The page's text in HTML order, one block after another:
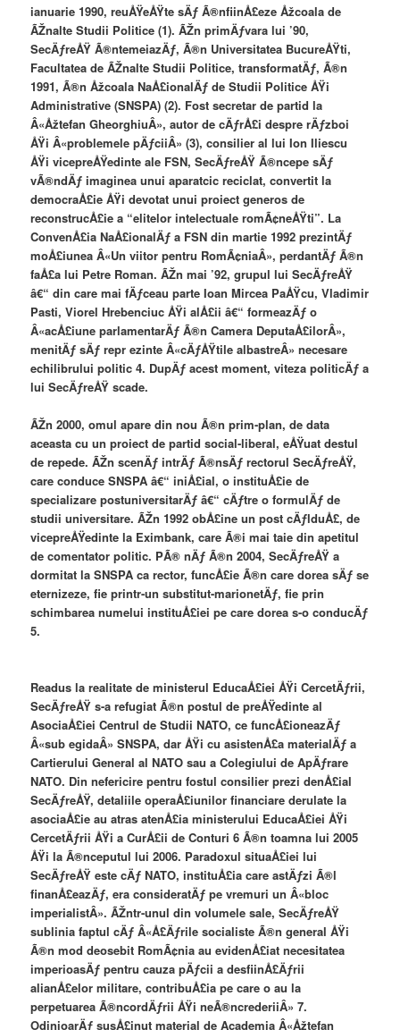
ianuarie 1990, reuÅŸeÅŸte sÄƒ Ã®nfiinÅ£eze Åžcoala de
ÃŽnalte Studii Politice (1). ÃŽn primÄƒvara lui ’90,
SecÄƒreÅŸ Ã®ntemeiazÄƒ, Ã®n Universitatea BucureÅŸti,
Facultatea de ÃŽnalte Studii Politice, transformatÄƒ, Ã®n
1991, Ã®n Åžcoala NaÅ£ionalÄƒ de Studii Politice ÅŸi
Administrative (SNSPA) (2). Fost secretar de partid la
Â«Åžtefan GheorghiuÂ», autor de cÄƒrÅ£i despre rÄƒzboi
ÅŸi Â«problemele pÄƒciiÂ» (3), consilier al lui Ion Iliescu
ÅŸi vicepreÅŸedinte ale FSN, SecÄƒreÅŸ Ã®ncepe sÄƒ
vÃ®ndÄƒ imaginea unui aparatcic reciclat, convertit la
democraÅ£ie ÅŸi devotat unui proiect generos de
reconstrucÅ£ie a “elitelor intelectuale romÃ¢neÅŸti”. La
ConvenÅ£ia NaÅ£ionalÄƒ a FSN din martie 1992 prezintÄƒ
moÅ£iunea Â«Un viitor pentru RomÃ¢niaÂ», perdantÄƒ Ã®n
faÅ£a lui Petre Roman. ÃŽn mai ’92, grupul lui SecÄƒreÅŸ
â€“ din care mai fÄƒceau parte Ioan Mircea PaÅŸcu, Vladimir
Pasti, Viorel Hrebenciuc ÅŸi alÅ£ii â€“ formeazÄƒ o
Â«acÅ£iune parlamentarÄƒ Ã®n Camera DeputaÅ£ilorÂ»,
menitÄƒ sÄƒ repr ezinte Â«cÄƒÅŸtile albastreÂ» necesare
echilibrului politic 4. DupÄƒ acest moment, viteza politicÄƒ a
lui SecÄƒreÅŸ scade.
ÃŽn 2000, omul apare din nou Ã®n prim-plan, de data
aceasta cu un proiect de partid social-liberal, eÅŸuat destul
de repede. ÃŽn scenÄƒ intrÄƒ Ã®nsÄƒ rectorul SecÄƒreÅŸ,
care conduce SNSPA â€“ iniÅ£ial, o instituÅ£ie de
specializare postuniversitarÄƒ â€“ cÄƒtre o formulÄƒ de
studii universitare. ÃŽn 1992 obÅ£ine un post cÄƒlduÅ£, de
vicepreÅŸedinte la Eximbank, care Ã®i mai taie din apetitul
de comentator politic. PÃ® nÄƒ Ã®n 2004, SecÄƒreÅŸ a
dormitat la SNSPA ca rector, funcÅ£ie Ã®n care dorea sÄƒ se
eternizeze, fie printr-un substitut-marionetÄƒ, fie prin
schimbarea numelui instituÅ£iei pe care dorea s-o conducÄƒ
5.
Readus la realitate de ministerul EducaÅ£iei ÅŸi CercetÄƒrii,
SecÄƒreÅŸ s-a refugiat Ã®n postul de preÅŸedinte al
AsociaÅ£iei Centrul de Studii NATO, ce funcÅ£ioneazÄƒ
Â«sub egidaÂ» SNSPA, dar ÅŸi cu asistenÅ£a materialÄƒ a
Cartierului General al NATO sau a Colegiului de ApÄƒrare
NATO. Din nefericire pentru fostul consilier prezi denÅ£ial
SecÄƒreÅŸ, detaliile operaÅ£iunilor financiare derulate la
asociaÅ£ie au atras atenÅ£ia ministerului EducaÅ£iei ÅŸi
CercetÄƒrii ÅŸi a CurÅ£ii de Conturi 6 Ã®n toamna lui 2005
ÅŸi la Ã®nceputul lui 2006. Paradoxul situaÅ£iei lui
SecÄƒreÅŸ este cÄƒ NATO, instituÅ£ia care astÄƒzi Ã®l
finanÅ£eazÄƒ, era consideratÄƒ pe vremuri un Â«bloc
imperialistÂ». ÃŽntr-unul din volumele sale, SecÄƒreÅŸ
sublinia faptul cÄƒ Â«Å£Äƒrile socialiste Ã®n general ÅŸi
Ã®n mod deosebit RomÃ¢nia au evidenÅ£iat necesitatea
imperioasÄƒ pentru cauza pÄƒcii a desfiinÅ£Äƒrii
alianÅ£elor militare, contribuÅ£ia pe care o au la
perpetuarea Ã®ncordÄƒrii ÅŸi neÃ®ncrederiiÂ» 7.
OdinioarÄƒ susÅ£inut material de Academia Â«Åžtefan